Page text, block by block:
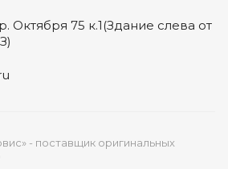
Октября 75 к.1(Здание слева от
- поставщик оригинальных